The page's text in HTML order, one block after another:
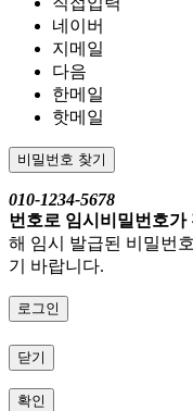
네이버
지메일
다음
한메일
핫메일
비밀번호 찾기
010-1234-5678
번호로 임시비밀번호가
해 임시 발급된 비밀번
기 바랍니다.
로그인
닫기
확인